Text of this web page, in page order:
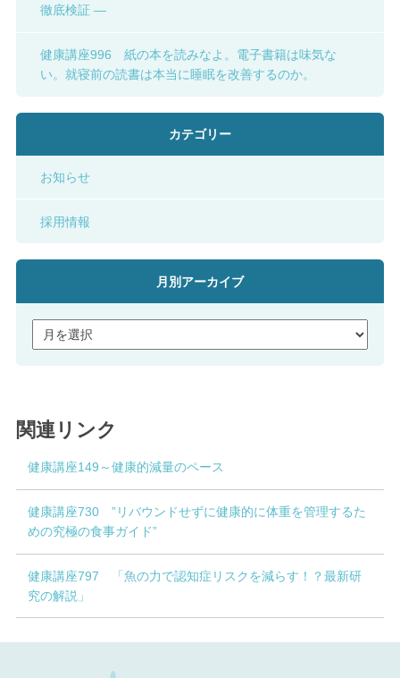
徹底検証 ―
健康講座996 紙の本を読みなよ。電子書籍は味気な
い。就寝前の読書は本当に睡眠を改善するのか。
カテゴリー
お知らせ
採用情報
月別アーカイブ
関連リンク
健康講座149～健康的減量のペース
健康講座730 ”リバウンドせずに健康的に体重を管理するた
めの究極の食事ガイド”
健康講座797 「魚の力で認知症リスクを減らす！？最新研
究の解説」